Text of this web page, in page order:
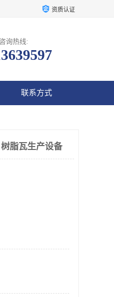
资质认证
询热线:
联系方式
脂瓦生产设备